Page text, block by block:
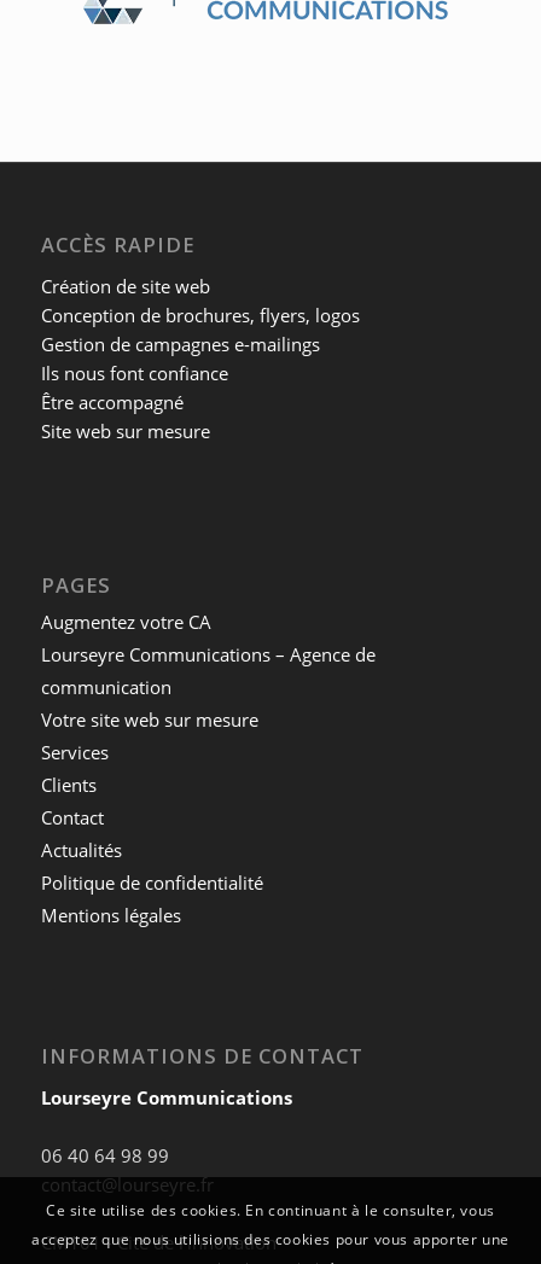
ACCÈS RAPIDE
Création de site web
Conception de brochures, flyers, logos
Gestion de campagnes e-mailings
Ils nous font confiance
Être accompagné
Site web sur mesure
PAGES
Augmentez votre CA
Lourseyre Communications – Agence de
communication
Votre site web sur mesure
Services
Clients
Contact
Actualités
Politique de confidentialité
Mentions légales
INFORMATIONS DE CONTACT
Lourseyre Communications
06 40 64 98 99
contact@lourseyre.fr
CM101 - Cité de l'innovation
Ce site utilise des cookies. En continuant à le consulter, vous
acceptez que nous utilisions des cookies pour vous apporter une